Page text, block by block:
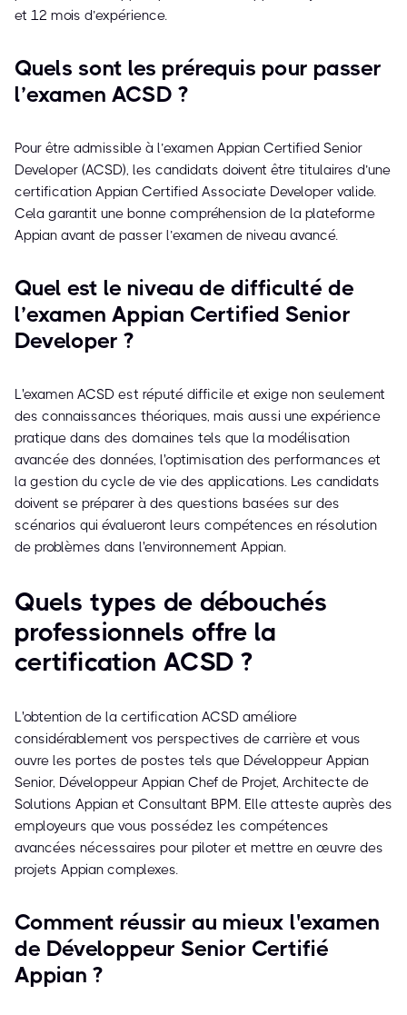
et 12 mois d’expérience.
Quels sont les prérequis pour passer
l’examen ACSD ?
Pour être admissible à l’examen Appian Certified Senior
Developer (ACSD), les candidats doivent être titulaires d’une
certification Appian Certified Associate Developer valide.
Cela garantit une bonne compréhension de la plateforme
Appian avant de passer l’examen de niveau avancé.
Quel est le niveau de difficulté de
l’examen Appian Certified Senior
Developer ?
L'examen ACSD est réputé difficile et exige non seulement
des connaissances théoriques, mais aussi une expérience
pratique dans des domaines tels que la modélisation
avancée des données, l'optimisation des performances et
la gestion du cycle de vie des applications. Les candidats
doivent se préparer à des questions basées sur des
scénarios qui évalueront leurs compétences en résolution
de problèmes dans l'environnement Appian.
Quels types de débouchés
professionnels offre la
certification ACSD ?
L'obtention de la certification ACSD améliore
considérablement vos perspectives de carrière et vous
ouvre les portes de postes tels que Développeur Appian
Senior, Développeur Appian Chef de Projet, Architecte de
Solutions Appian et Consultant BPM. Elle atteste auprès des
employeurs que vous possédez les compétences
avancées nécessaires pour piloter et mettre en œuvre des
projets Appian complexes.
Comment réussir au mieux l'examen
de Développeur Senior Certifié
Appian ?